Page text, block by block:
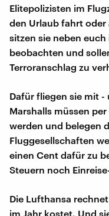
Elitepolizisten im
den Urlaub fahrt oder
sitzen sie neben
beobachten und
Terroranschlag zu
Dafür fliegen sie mit -
Marshalls müssen
werden und belegen
Fluggesellschaften
einen Cent dafür zu
Steuern noch
Die Lufthansa
im Jahr kostet. Und